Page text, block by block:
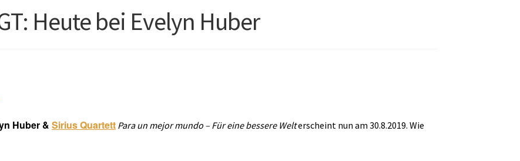
Heute bei Evelyn Huber
Huber &Sirius Quartett Para un mejor mundo – Für eine bessere Welterscheint nun am 30.8.2019. Wie